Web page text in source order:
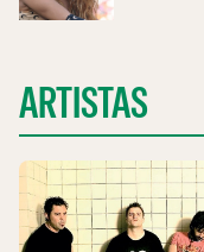
ARTISTAS